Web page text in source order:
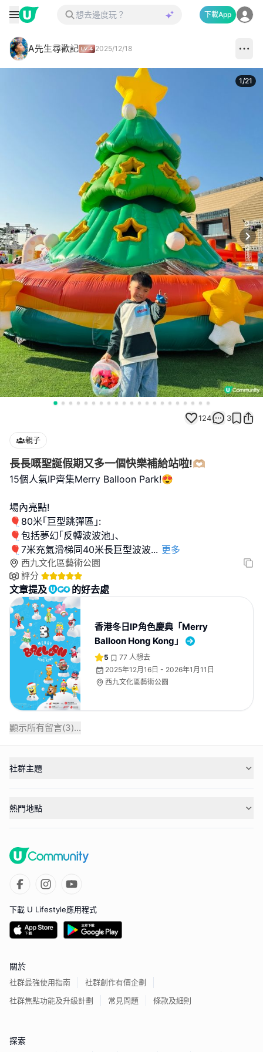
下載App
A先生尋歡記 2025/12/18
1/21
124 3
親子
長長嘅聖誕假期又多一個快樂補給站啦!🫶🏼
15個人氣IP齊集Merry Balloon Park!😍
場內亮點!
🎈80米｢巨型跳彈區｣:
🎈包括夢幻｢反轉波波池｣､
🎈7米充氣滑梯同40米長巨型波波... 更多
西九文化區藝術公園
評分
文章提及 的好去處
香港冬日IP角色慶典「⁠Merry
Balloon Hong Kong」
5 77 人想去
2025年12月16日 - 2026年1月11日
西九文化區藝術公園
顯示所有留言(3)...
社群主題
熱門地點
下載 U Lifestyle應用程式
關於
社群最強使用指南
社群創作有價企劃
社群焦點功能及升級計劃
常見問題 條款及細則
探索